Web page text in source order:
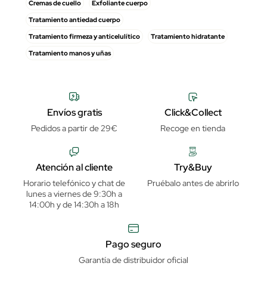
Cremas de cuello
Exfoliante cuerpo
Tratamiento antiedad cuerpo
Tratamiento firmeza y anticelulítico
Tratamiento hidratante
Tratamiento manos y uñas
Envíos gratis
Pedidos a partir de 29€
Click&Collect
Recoge en tienda
Atención al cliente
Horario telefónico y chat de
lunes a viernes de 9:30h a
14:00h y de 14:30h a 18h
Try&Buy
Pruébalo antes de abrirlo
Pago seguro
Garantía de distribuidor oficial